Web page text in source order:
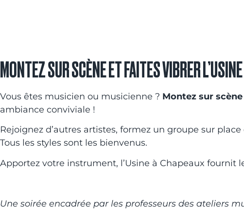
MONTEZ SUR SCÈNE ET FAITES VIBRER
Vous êtes musicien ou musicienne ? Montez sur
ambiance conviviale !
Rejoignez d’autres artistes, formez un groupe sur place
Tous les styles sont les bienvenus.
Apportez votre instrument, l’Usine à Chapeaux fournit
Une soirée encadrée par les professeurs des ateliers